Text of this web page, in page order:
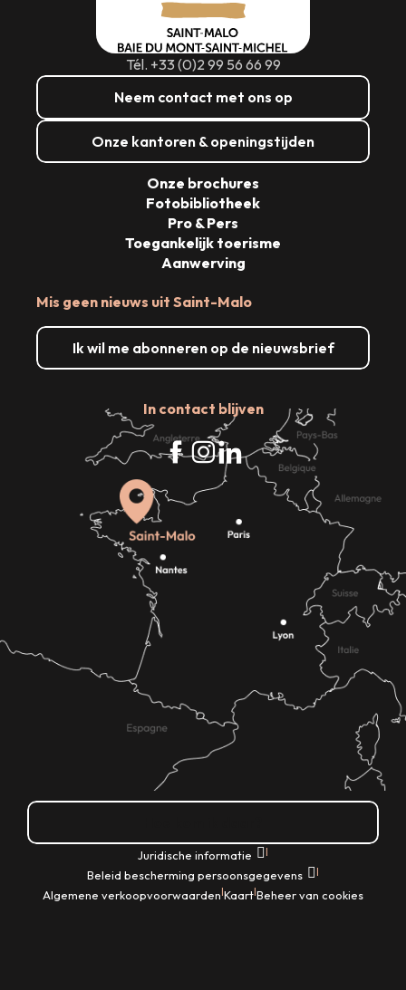
Tél. +33 (0)2 99 56 66 99
Neem contact met ons op
Onze kantoren & openingstijden
Mis geen nieuws uit Saint-Malo
Ik wil me abonneren op de nieuwsbrief
In contact blijven
Onze brochures
Fotobibliotheek
Pro & Pers
Toegankelijk toerisme
Aanwerving
Juridische informatie |
Beleid bescherming persoonsgegevens |
Algemene verkoopvoorwaarden|Kaart|Beheer van cookies